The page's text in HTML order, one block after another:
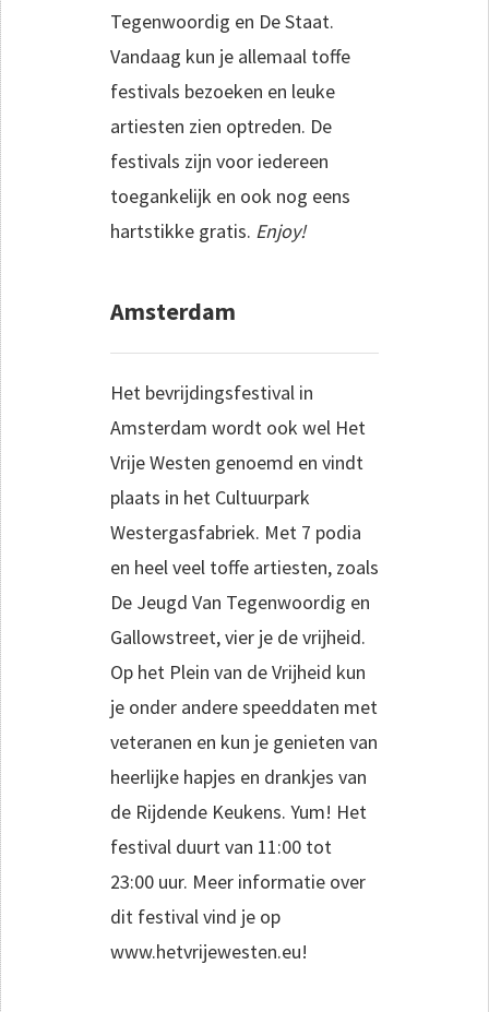
Tegenwoordig en De Staat.
Vandaag kun je allemaal toffe
festivals bezoeken en leuke
artiesten zien optreden. De
festivals zijn voor iedereen
toegankelijk en ook nog eens
hartstikke gratis. Enjoy!
Amsterdam
Het bevrijdingsfestival in
Amsterdam wordt ook wel Het
Vrije Westen genoemd en vindt
plaats in het Cultuurpark
Westergasfabriek. Met 7 podia
en heel veel toffe artiesten, zoals
De Jeugd Van Tegenwoordig en
Gallowstreet, vier je de vrijheid.
Op het Plein van de Vrijheid kun
je onder andere speeddaten met
veteranen en kun je genieten van
heerlijke hapjes en drankjes van
de Rijdende Keukens. Yum! Het
festival duurt van 11:00 tot
23:00 uur. Meer informatie over
dit festival vind je op
www.hetvrijewesten.eu!